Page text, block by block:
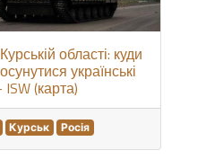
області: куди
українські
(карта)
Курськ Росія